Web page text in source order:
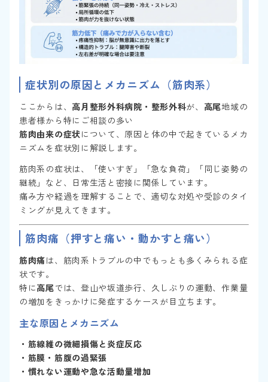
症状別の原因とメカニズム（筋肉系）
ここからは、 高月整形外科病院・整形外科が、 高尾地域の
患者様から特にご相談の多い
筋肉由来の症状について、原因と体の中で起きているメカ
ニズムを症状別に解説します。
筋肉系の症状は、「使いすぎ」「急な負荷」「同じ姿勢の
継続」など、日常生活と密接に関係しています。
痛み方や経過を理解することで、適切な対処や受診のタイ
ミングが見えてきます。
筋肉痛（押すと痛い・動かすと痛い）
筋肉痛は、筋肉系トラブルの中でもっとも多くみられる症
状です。
特に高尾では、登山や坂道歩行、久しぶりの運動、作業量
の増加をきっかけに発症するケースが目立ちます。
主な原因とメカニズム
・筋線維の微細損傷と炎症反応
・筋膜・筋腹の過緊張
・慣れない運動や急な活動量増加